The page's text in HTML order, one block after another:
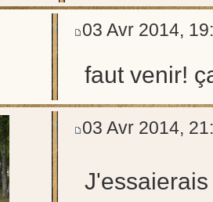
03 Avr 2014,
faut venir!
03 Avr 2014,